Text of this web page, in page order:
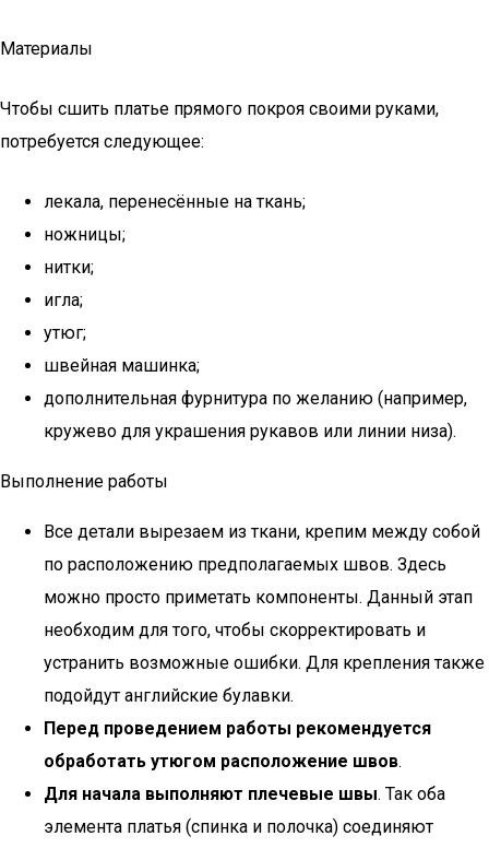
Материалы
Чтобы сшить платье прямого покроя своими руками,
потребуется следующее:
лекала, перенесённые на ткань;
ножницы;
нитки;
игла;
утюг;
швейная машинка;
дополнительная фурнитура по желанию (например,
кружево для украшения рукавов или линии низа).
Выполнение работы
Все детали вырезаем из ткани, крепим между собой
по расположению предполагаемых швов. Здесь
можно просто приметать компоненты. Данный этап
необходим для того, чтобы скорректировать и
устранить возможные ошибки. Для крепления также
подойдут английские булавки.
Перед проведением работы рекомендуется
обработать утюгом расположение швов.
Для начала выполняют плечевые швы. Так оба
элемента платья (спинка и полочка) соединяют